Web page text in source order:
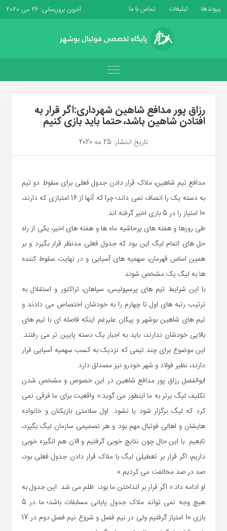
پیوندها تبلیغات تماس با ما آخرین بروزرسانی: 26 می 2020
رزاق پور مدافع شاهین شهرداری:اگر قرار به
افتادن شاهین باشد، حتما باید بازی کنیم
تاریخ انتشار: 25 مه 2020
مدافع تیم شاهین، ملاک قرار دادن جدول فعلی برای سقوط دو تیم
به دسته یک را انصاف نمی داند؛ چرا که آنها از 16 امتیازی که دارند،
10 امتیاز را در 5 بازی اخیر گرفته اند.
طی روزها و هفته های پرحاشیه ماه ها و هفته های اخیر، یکی از راه
حل های اتمام لیگ این بود که جدول فعلی مدنظر قرار بگیرد و بر
همین اساس قهرمان، سهمیه های آسیایی و در نهایت سقوط کننده
ها به لیگ یک مشخص شوند.
با این شرایط تیم های پرسپولیس، سپاهان، تراکتور و استقلال به
ترتیب رتبه های اول تا چهارم را به خودشان اختصاص می دادند و
تیم های شاهین بوشهر و پیکان علیرغم اینکه فاصله ای با تیم های
بالایی خودشان ندارند، باید به اجبار یک دسته پایین تر می رفتند.
این موضوع برای چند تیمی که نزدیک به کسب سهمیه آسیایی قرار
دارند، نظیر فولاد و شهر خودرو نیز مصداق دارد.
ابوالفضل رزاق پور مدافع شاهین در این خصوص و مشخص شدن
تکلیف لیگ برتر به ما اینطور می گوید:« واقعیت برای ما فرقی نمی
کرد که لیگ برگزار شود یا نشود. اول سلامتی بازیکنان و خانواده
هایشان و اهالی فوتبال مهم بود و هر تصمیمی سازمان لیگ بگیرد،
تابعیم. با این حال چون نتایچ خوبی گرفتیم و الان هم انگیزه خوبی
داریم، اگر قرار بر تعطیلی لیگ با ملاک قرار دادن جدول فعلی بود،
صد در صد مخالفت می کردیم.»
او ادامه داد:« اگر قرار بر انداختن ما بود، ظلم می شد. این جدول به
هیچ وجه نمی تواند ملاک جدول پایانی مسابقات باشد؛ ما در 5
بازی 10 امتیاز گرفتیم ولی در نیم فصل و شروع نیم فصل دوم در 17